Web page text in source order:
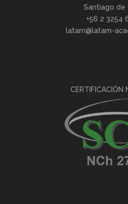
Santiago de
+56 2 3254
latam@latam-
CERTIFICACIÓN